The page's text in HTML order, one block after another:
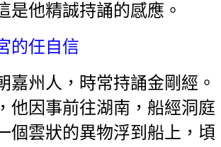
是他精誠持誦的感應。
的任自信
嘉州人，時常持誦金剛經。
他因事前往湖南，船經洞庭
個雲狀的異物浮到船上，頃